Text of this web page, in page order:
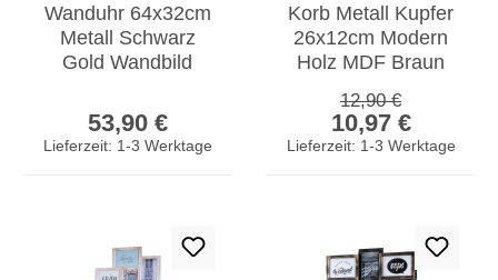
Wanduhr 64x32cm
Metall Schwarz
Gold Wandbild
Metallbild
Wandkunst
53,90 €
Lieferzeit: 1-3 Werktage
Korb Metall Kupfer
26x12cm Modern
Holz MDF Braun
Deko DesignVerkaufspreis:
10,97 €
Regulärer Preis:
12,90 €
Lieferzeit: 1-3 Werktage